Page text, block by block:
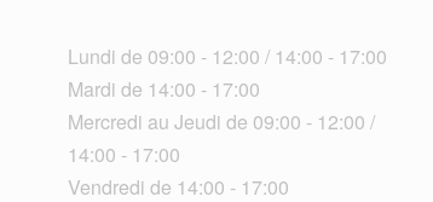
Lundi de 09:00 - 12:00 / 14:00 - 17:00
Mardi de 14:00 - 17:00
Mercredi au Jeudi de 09:00 - 12:00 /
14:00 - 17:00
Vendredi de 14:00 - 17:00